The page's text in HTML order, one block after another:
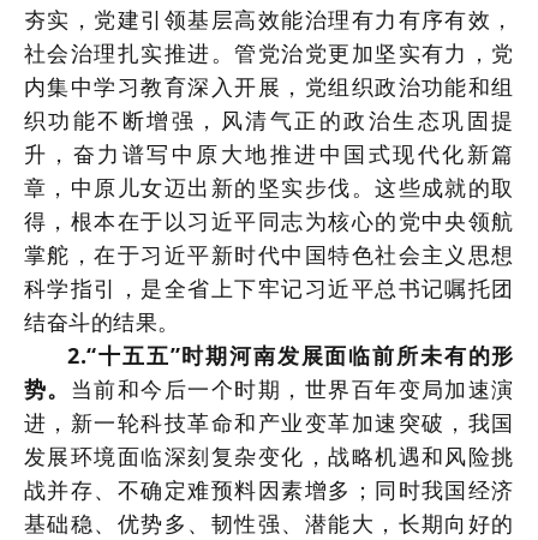
夯实，党建引领基层高效能治理有力有序有效，
社会治理扎实推进。管党治党更加坚实有力，党
内集中学习教育深入开展，党组织政治功能和组
织功能不断增强，风清气正的政治生态巩固提
升，奋力谱写中原大地推进中国式现代化新篇
章，中原儿女迈出新的坚实步伐。这些成就的取
得，根本在于以习近平同志为核心的党中央领航
掌舵，在于习近平新时代中国特色社会主义思想
科学指引，是全省上下牢记习近平总书记嘱托团
结奋斗的结果。
2.“十五五”时期河南发展面临前所未有的形
势。 当前和今后一个时期，世界百年变局加速演
进，新一轮科技革命和产业变革加速突破，我国
发展环境面临深刻复杂变化，战略机遇和风险挑
战并存、不确定难预料因素增多；同时我国经济
基础稳、优势多、韧性强、潜能大，长期向好的